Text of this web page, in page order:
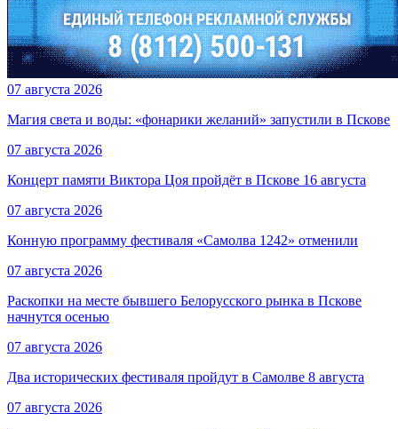
07 августа 2026
Магия света и воды: «фонарики желаний» запустили в Пскове
07 августа 2026
Концерт памяти Виктора Цоя пройдёт в Пскове 16 августа
07 августа 2026
Конную программу фестиваля «Самолва 1242» отменили
07 августа 2026
Раскопки на месте бывшего Белорусского рынка в Пскове
начнутся осенью
07 августа 2026
Два исторических фестиваля пройдут в Самолве 8 августа
07 августа 2026